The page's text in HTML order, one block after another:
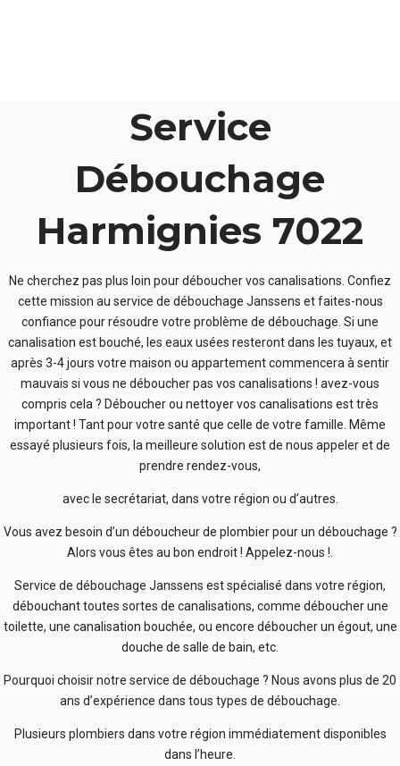
Service
Débouchage
Harmignies 7022
Ne cherchez pas plus loin pour déboucher vos canalisations. Confiez
cette mission au service de débouchage Janssens et faites-nous
confiance pour résoudre votre problème de débouchage. Si une
canalisation est bouché, les eaux usées resteront dans les tuyaux, et
après 3-4 jours votre maison ou appartement commencera à sentir
mauvais si vous ne déboucher pas vos canalisations ! avez-vous
compris cela ? Déboucher ou nettoyer vos canalisations est très
important ! Tant pour votre santé que celle de votre famille. Même
essayé plusieurs fois, la meilleure solution est de nous appeler et de
prendre rendez-vous,
avec le secrétariat, dans votre région ou d’autres.
Vous avez besoin d’un déboucheur de plombier pour un débouchage ?
Alors vous êtes au bon endroit ! Appelez-nous !.
Service de débouchage Janssens est spécialisé dans votre région,
débouchant toutes sortes de canalisations, comme déboucher une
toilette, une canalisation bouchée, ou encore déboucher un égout, une
douche de salle de bain, etc.
Pourquoi choisir notre service de débouchage ? Nous avons plus de 20
ans d’expérience dans tous types de débouchage.
Plusieurs plombiers dans votre région immédiatement disponibles
dans l’heure.